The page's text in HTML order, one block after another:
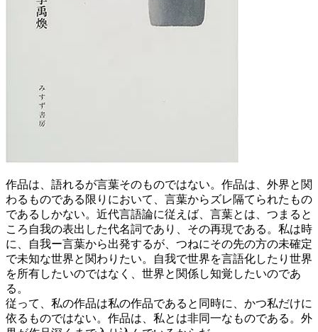
作品は、語れるが言葉そのものではない。作品は、外界と関
わるものである限りにおいて、言葉からズレ隔てられたもの
であるしかない。近代言語論に従えば、言葉とは、つまると
ころ自我の表出した代名詞であり、その再現である。私は時
に、自我ー言葉から出発するが、つねにその先の方の未確定
で未知な世界と関わりたい。自我で世界を言語化したり世界
を所有したいのではなく、世界と関係し知覚したいのであ
る。
従って、私の作品は私の作品であると同時に、かつ私だけに
依るものではない。作品は、私とは非同一なものである。外